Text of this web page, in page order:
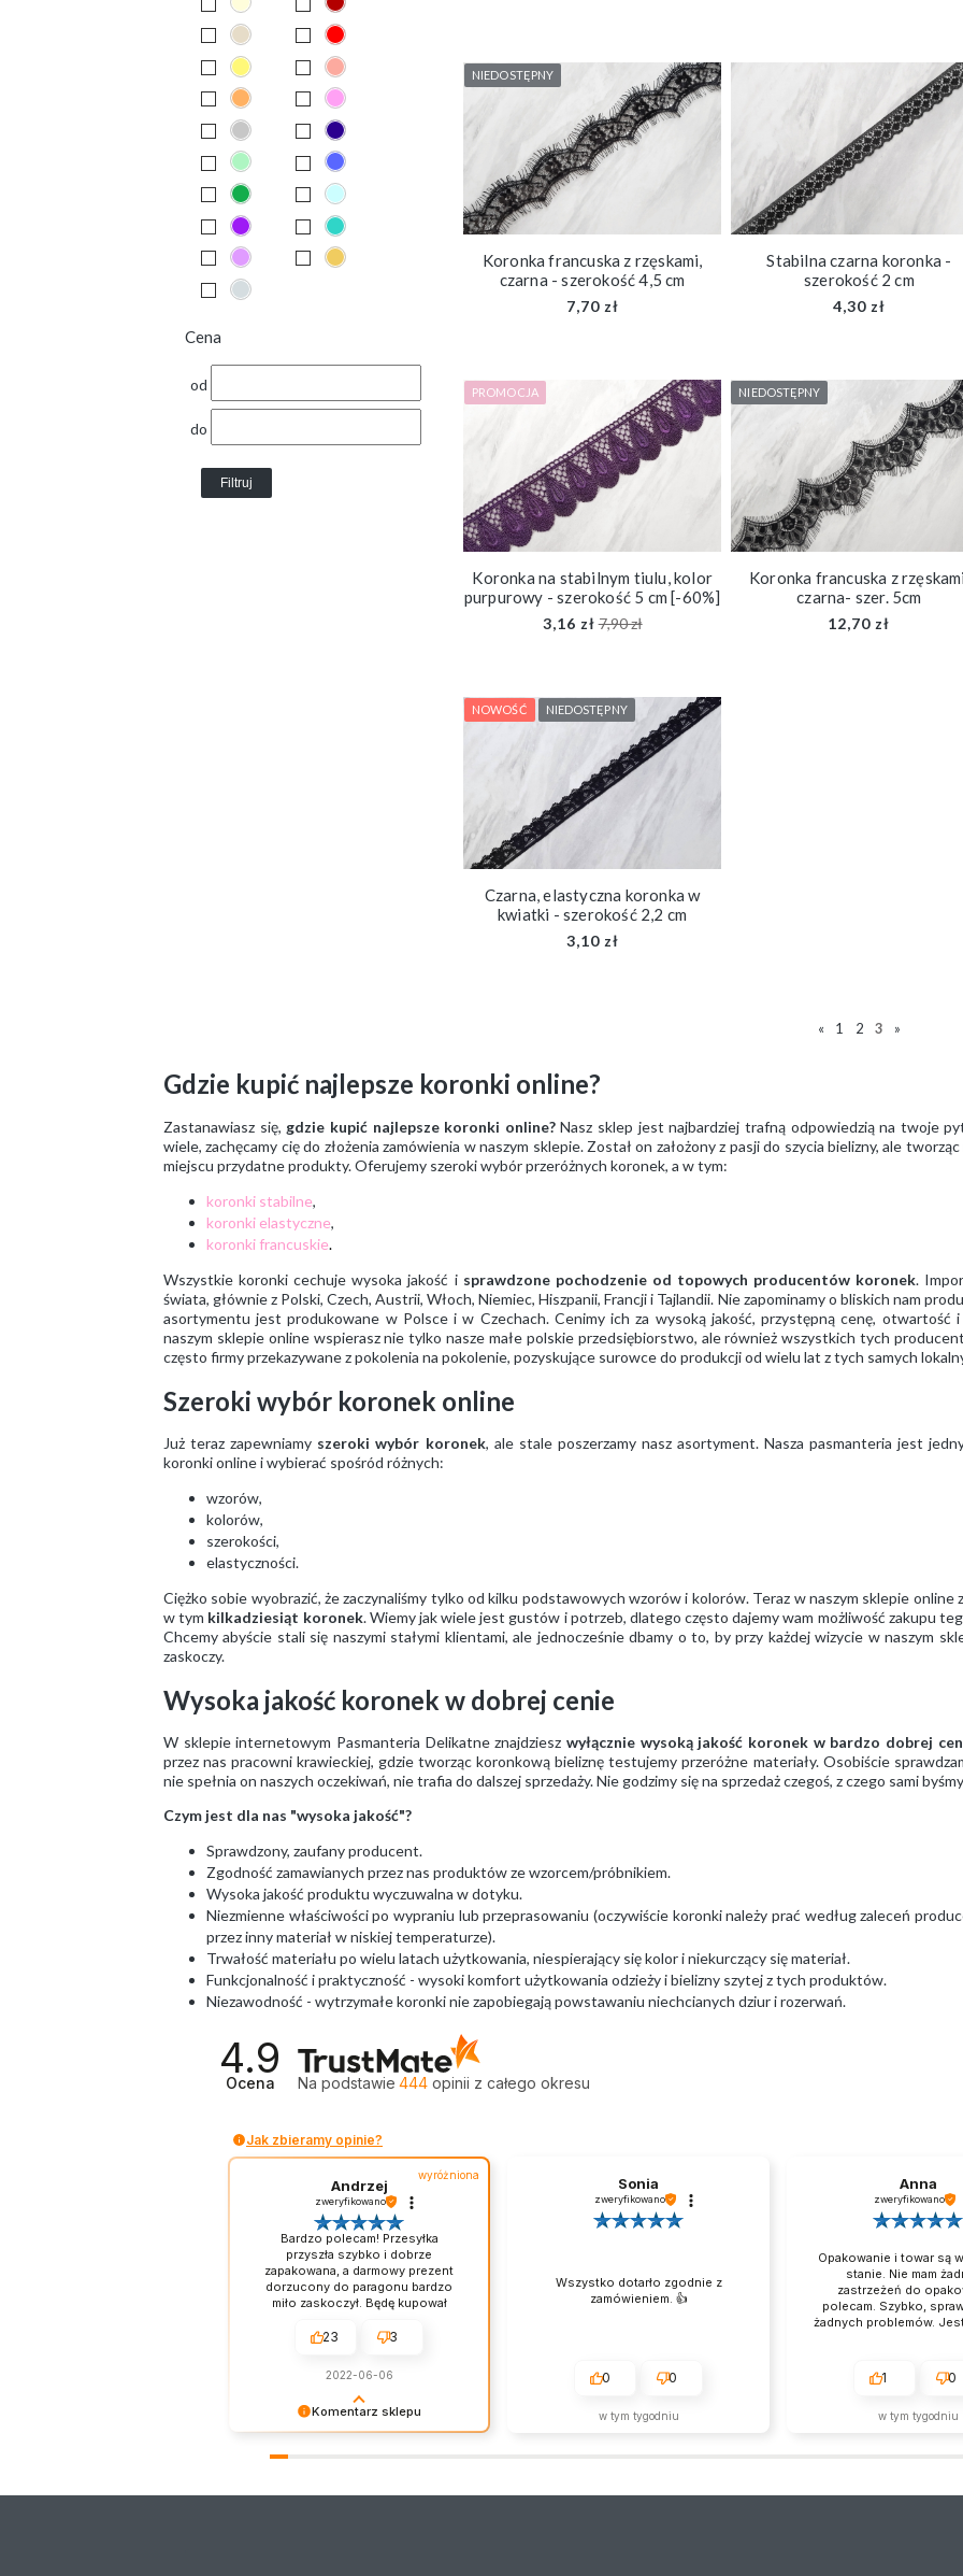
Cena
od
do
Filtruj
Koronka francuska z rzęskami,
czarna - szerokość 4,5 cm
7,70 zł
NIEDOSTĘPNY
Stabilna czarna koronka -
szerokość 2 cm
4,30 zł
Koronka na stabilnym tiulu, kolor
purpurowy - szerokość 5 cm [-60%]
3,16 zł 7,90 zł
PROMOCJA
Koronka francuska z
czarna- szer. 5cm
12,70 zł
NIEDOSTĘPNY
Czarna, elastyczna koronka w
kwiatki - szerokość 2,2 cm
3,10 zł
NOWOŚĆ NIEDOSTĘPNY
« 1 2 3 »
Gdzie kupić najlepsze koronki online?
Zastanawiasz się,gdzie kupić najlepsze koronki online?Nasz sklep jest najbardziej trafną odpowiedzią na twoje
wiele, zachęcamy cię do złożenia zamówienia w naszym sklepie. Został on założony z pasji do szycia bielizny, ale
miejscu przydatne produkty. Oferujemy szeroki wybór przeróżnych koronek, a w tym:
koronki stabilne,
koronki elastyczne,
koronki francuskie.
Wszystkie koronki cechuje wysoka jakość i sprawdzone pochodzenie od topowych producentów koronek.
świata, głównie z Polski, Czech, Austrii, Włoch, Niemiec, Hiszpanii, Francji i Tajlandii. Nie zapominamy o bliskich nam
asortymentu jest produkowane w Polsce i w Czechach. Cenimy ich za wysoką jakość, przystępną cenę, otwartość i
naszym sklepie online wspierasz nie tylko nasze małe polskie przedsiębiorstwo, ale również wszystkich tych
często firmy przekazywane z pokolenia na pokolenie, pozyskujące surowce do produkcji od wielu lat z tych samych
Szeroki wybór koronek online
Już teraz zapewniamy szeroki wybór koronek, ale stale poszerzamy nasz asortyment. Nasza pasmanteria jest
koronki online i wybierać spośród różnych:
wzorów,
kolorów,
szerokości,
elastyczności.
Ciężko sobie wyobrazić, że zaczynaliśmy tylko od kilku podstawowych wzorów i kolorów. Teraz w naszym sklepie
w tym kilkadziesiąt koronek. Wiemy jak wiele jest gustów i potrzeb, dlatego często dajemy wam możliwość zakupu
Chcemy abyście stali się naszymi stałymi klientami, ale jednocześnie dbamy o to, by przy każdej wizycie w naszym
zaskoczy.
Wysoka jakość koronek w dobrej cenie
W sklepie internetowym Pasmanteria Delikatne znajdziesz wyłącznie wysoką jakość koronek w bardzo dobrej
przez nas pracowni krawieckiej, gdzie tworząc koronkową bieliznę testujemy przeróżne materiały. Osobiście
nie spełnia on naszych oczekiwań, nie trafia do dalszej sprzedaży. Nie godzimy się na sprzedaż czegoś, z czego sami
Czym jest dla nas "wysoka jakość"?
Sprawdzony, zaufany producent.
Zgodność zamawianych przez nas produktów ze wzorcem/próbnikiem.
Wysoka jakość produktu wyczuwalna w dotyku.
Niezmienne właściwości po wypraniu lub przeprasowaniu (oczywiście koronki należy prać według zaleceń
przez inny materiał w niskiej temperaturze).
Trwałość materiału po wielu latach użytkowania, niespierający się kolor i niekurczący się materiał.
Funkcjonalność i praktyczność - wysoki komfort użytkowania odzieży i bielizny szytej z tych produktów.
Niezawodność - wytrzymałe koronki nie zapobiegają powstawaniu niechcianych dziur i rozerwań.
4.9
Ocena Na podstawie 444 opinii z całego okresu
Jak zbieramy opinie?
Komentarz sklepu
wyróżniona
Andrzej
zweryfikowano
Bardzo polecam! Przesyłka
przyszła szybko i dobrze
zapakowana, a darmowy prezent
dorzucony do paragonu bardzo
miło zaskoczył. Będę kupował
23 3
2022-06-06
Sonia
zweryfikowano
Wszystko dotarło zgodnie z
zamówieniem. 👍️
0 0
w tym tygodniu
Anna
zweryfikowano
Opakowanie i towar są
stanie. Nie mam
zastrzeżeń do
polecam. Szybko,
żadnych problemów.
1 0
w tym tygodniu